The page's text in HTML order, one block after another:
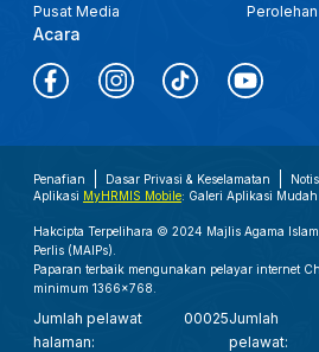
Pusat Media
Acara
Perolehan
Penafian Dasar Privasi & Keselamatan
Aplikasi MyHRMIS Mobile: Galeri Aplikasi
Hakcipta Terpelihara © 2024 Majlis Agama
Perlis (MAIPs).
Paparan terbaik mengunakan pelayar internet
minimum 1366x768.
Jumlah pelawat
halaman:
00025Jumlah
pelawat: